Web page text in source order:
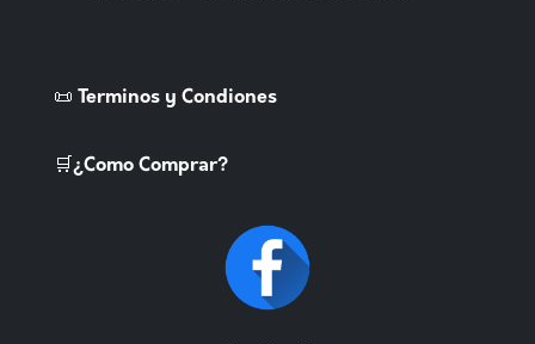
📜 Terminos y Condiones
🛒¿Como Comprar?